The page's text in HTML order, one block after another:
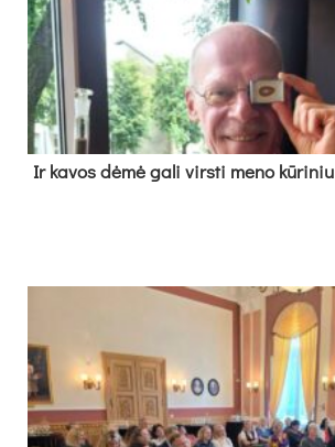
Ir ka­vos dė­mė ga­li virs­ti me­no kū­ri­niu